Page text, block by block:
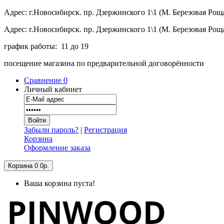
Адрес: г.Новосибирск. пр. Дзержинского 1\1 (М. Березовая
Адрес: г.Новосибирск. пр. Дзержинского 1\1 (М. Березовая
график работы: 11 до 19
посещение магазина по предварительной договорённости
Сравнение 0
Личный кабинет
Забыли пароль? | Регистрация
Корзина
Оформление заказа
Корзина 0 0р.
Ваша корзина пуста!